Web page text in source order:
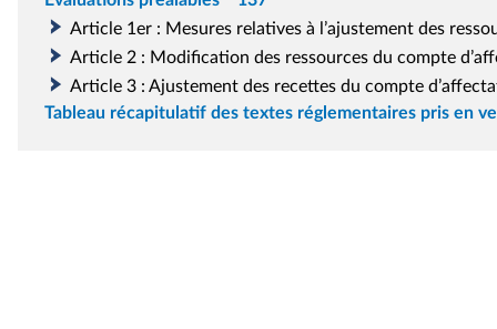
Article 1er : Mesures relatives à l’ajustement des
Article 2 : Modification des ressources du compte
Article 3 : Ajustement des recettes du compte
Tableau récapitulatif des textes réglementaires pris en